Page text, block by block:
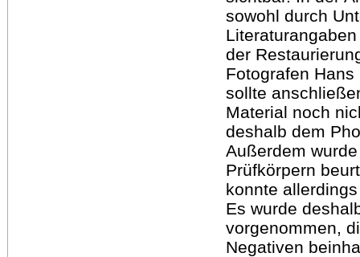
sowohl durch
der
Fotografen
sollte
Material noch
deshalb dem
Außerdem
Prüfkörpern
konnte
Es wurde
vorgenommen,
Negativen